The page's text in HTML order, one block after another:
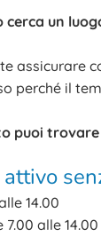
cerca un
assicurare
perché il
puoi
14.00
7.00 alle 14.00